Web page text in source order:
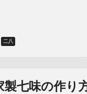
二八
七味の作り方